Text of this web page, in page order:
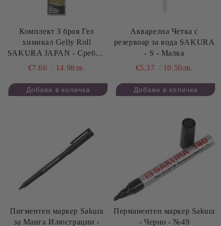
Комплект 3 броя Гел
химикал Gelly Roll
SAKURA JAPAN - Сребро,
Злато и Бяло 0.8 мм
€7.66 14.98лв.
Акварелна Четкa с
резервоар за вода SAKURA
- S - Малка
€5.37
10.50лв.
Пигментен маркер Sakura
за Манга Илюстрации -
Перманентен маркер Sakura
- Черно - №49